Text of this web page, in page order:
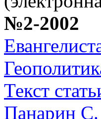
№2-2002
Текст
Панарин